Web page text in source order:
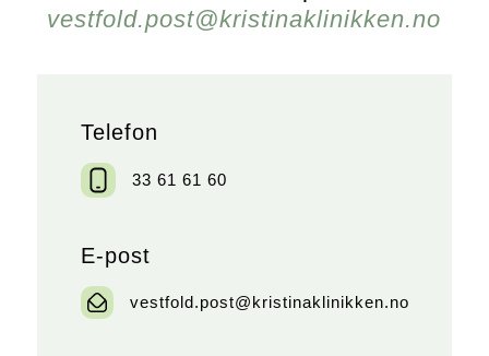
vestfold.post@kristinaklinikken.no
Telefon
33 61 61 60
E-post
vestfold.post@kristinaklinikken.no